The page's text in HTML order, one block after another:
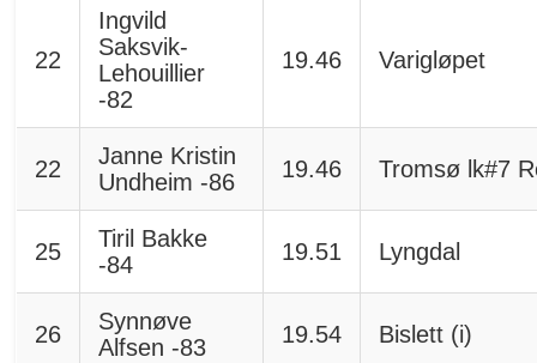
22
Ingvild
Saksvik-
Lehouillier
-82
19.46 Varigløpet
22
Janne Kristin
Undheim -86
19.46 Tromsø lk#7
25
Tiril Bakke
-84
19.51 Lyngdal
26
Synnøve
Alfsen -83
19.54 Bislett (i)